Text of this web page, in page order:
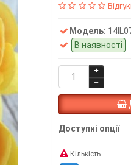
Модель:
В наявності
Доступні опції
Кількість